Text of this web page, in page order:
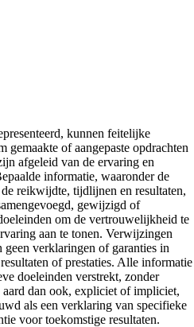
kunnen feitelijke
gemaakte of aangepaste opdrachten
afgeleid van de ervaring en
informatie, waaronder de
reikwijdte, tijdlijnen en resultaten,
gewijzigd of
om de vertrouwelijkheid te
aan te tonen. Verwijzingen
verklaringen of garanties in
of prestaties. Alle informatie
doeleinden verstrekt, zonder
dan ook, expliciet of impliciet,
als een verklaring van specifieke
voor toekomstige resultaten.